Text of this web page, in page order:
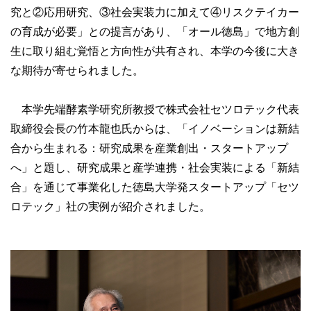
究と②応用研究、③社会実装力に加えて④リスクテイカー
の育成が必要」との提言があり、「オール徳島」で地方創
生に取り組む覚悟と方向性が共有され、本学の今後に大き
な期待が寄せられました。
本学先端酵素学研究所教授で株式会社セツロテック代表
取締役会長の竹本龍也氏からは、「イノベーションは新結
合から生まれる：研究成果を産業創出・スタートアップ
へ」と題し、研究成果と産学連携・社会実装による「新結
合」を通じて事業化した徳島大学発スタートアップ「セツ
ロテック」社の実例が紹介されました。